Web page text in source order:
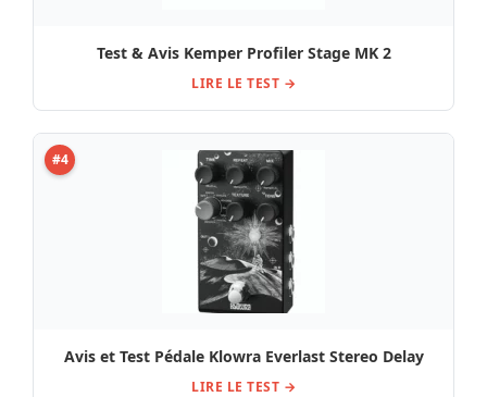
Test & Avis Kemper Profiler Stage MK 2
LIRE LE TEST →
#4
Avis et Test Pédale Klowra Everlast Stereo Delay
LIRE LE TEST →